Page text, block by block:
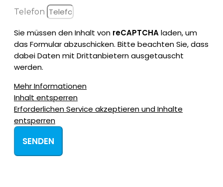
Telefon
Sie müssen den Inhalt von reCAPTCHAladen, um
das Formular abzuschicken. Bitte beachten Sie, dass
dabei Daten mit Drittanbietern ausgetauscht
werden.
Mehr Informationen
Inhalt entsperren
Erforderlichen Service akzeptieren und Inhalte
entsperren
SENDEN